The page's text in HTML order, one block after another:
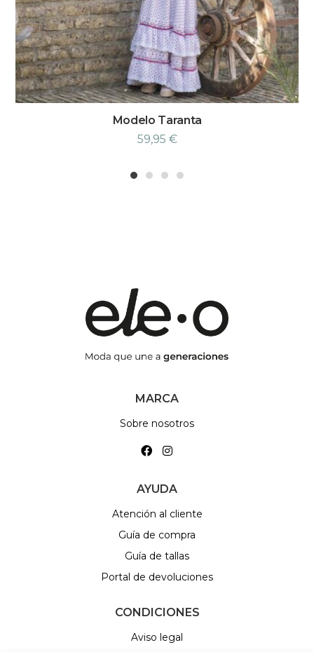
Modelo Taranta
59,95 €
MARCA
Sobre nosotros
AYUDA
Atención al cliente
Guía de compra
Guía de tallas
Portal de devoluciones
CONDICIONES
Aviso legal